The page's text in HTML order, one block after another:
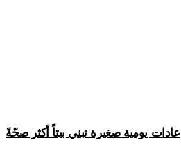
عادات يومية صغيرة تبني بيتاً أكثر صحّةً